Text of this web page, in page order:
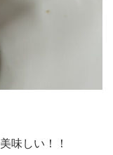
味しい！！